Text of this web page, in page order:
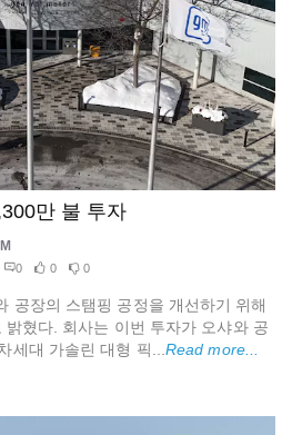
만 불 투자
0 0 0
공장의 스탬핑 공정을 개선하기 위해
혔다. 회사는 이번 투자가 오샤와 공
세대 가솔린 대형 픽...Read more...